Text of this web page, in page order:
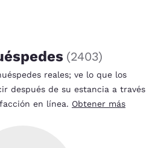
(2403)
reales; ve lo que los
después de su estancia a través
en línea. Obtener más